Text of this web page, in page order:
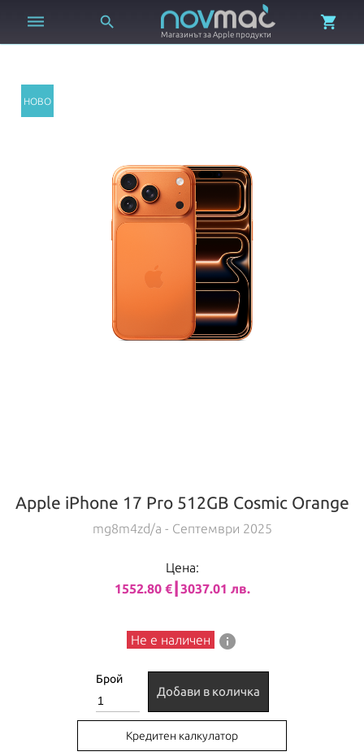
 
Магазинът за Apple продукти

Apple iPhone 17 Pro 512GB Cosmic Orange
mg8m4zd/a - Септември 2025
Цена:
1552.80 €┃3037.01 лв.
Не е наличен info
Брой
Добави в количка
Кредитен калкулатор